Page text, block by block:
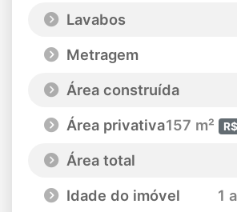
Lavabos
Metragem
Área construída
Área privativa157 m²
Área total
Idade do imóvel
1